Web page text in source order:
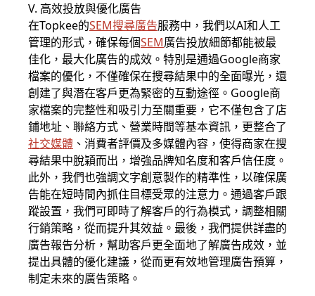
V. 高效投放與優化廣告
在Topkee的SEM搜尋廣告服務中，我們以AI和人工
管理的形式，確保每個SEM廣告投放細節都能被最
佳化，最大化廣告的成效。特別是通過Google商家
檔案的優化，不僅確保在搜尋結果中的全面曝光，還
創建了與潛在客戶更為緊密的互動途徑。Google商
家檔案的完整性和吸引力至關重要，它不僅包含了店
鋪地址、聯絡方式、營業時間等基本資訊，更整合了
社交媒體 、消費者評價及多媒體內容，使得商家在搜
尋結果中脫穎而出，增強品牌知名度和客戶信任度。
此外，我們也強調文字創意製作的精準性，以確保廣
告能在短時間內抓住目標受眾的注意力。通過客戶跟
蹤設置，我們可即時了解客戶的行為模式，調整相關
行銷策略，從而提升其效益。最後，我們提供詳盡的
廣告報告分析，幫助客戶更全面地了解廣告成效，並
提出具體的優化建議，從而更有效地管理廣告預算，
制定未來的廣告策略。